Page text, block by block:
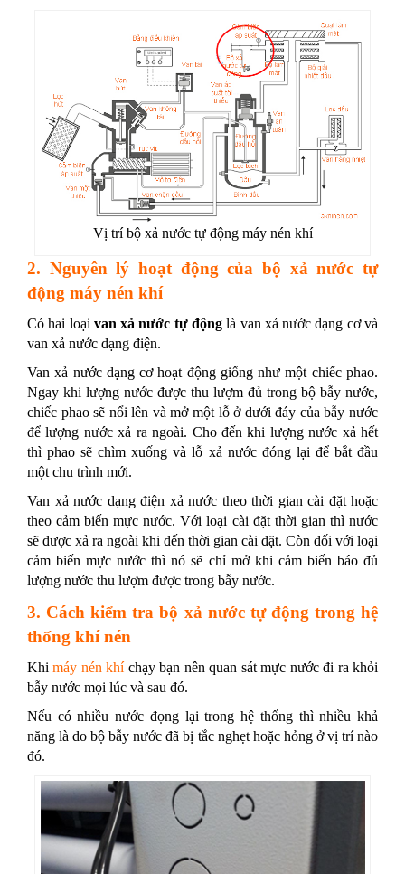
Vị trí bộ xả nước tự động máy nén khí
2. Nguyên lý hoạt động của bộ xả nước tự
động máy nén khí
Có hai loại van xả nước tự động là van xả nước dạng cơ và
van xả nước dạng điện.
Van xả nước dạng cơ hoạt động giống như một chiếc phao.
Ngay khi lượng nước được thu lượm đủ trong bộ bẫy nước,
chiếc phao sẽ nổi lên và mở một lỗ ở dưới đáy của bẫy nước
để lượng nước xả ra ngoài. Cho đến khi lượng nước xả hết
thì phao sẽ chìm xuống và lỗ xả nước đóng lại để bắt đầu
một chu trình mới.
Van xả nước dạng điện xả nước theo thời gian cài đặt hoặc
theo cảm biến mực nước. Với loại cài đặt thời gian thì nước
sẽ được xả ra ngoài khi đến thời gian cài đặt. Còn đối với loại
cảm biến mực nước thì nó sẽ chỉ mở khi cảm biến báo đủ
lượng nước thu lượm được trong bẫy nước.
3. Cách kiểm tra bộ xả nước tự động trong hệ
thống khí nén
Khimáy nén khíchạy bạn nên quan sát mực nước đi ra khỏi
bẫy nước mọi lúc và sau đó.
Nếu có nhiều nước đọng lại trong hệ thống thì nhiều khả
năng là do bộ bẫy nước đã bị tắc nghẹt hoặc hỏng ở vị trí nào
đó.